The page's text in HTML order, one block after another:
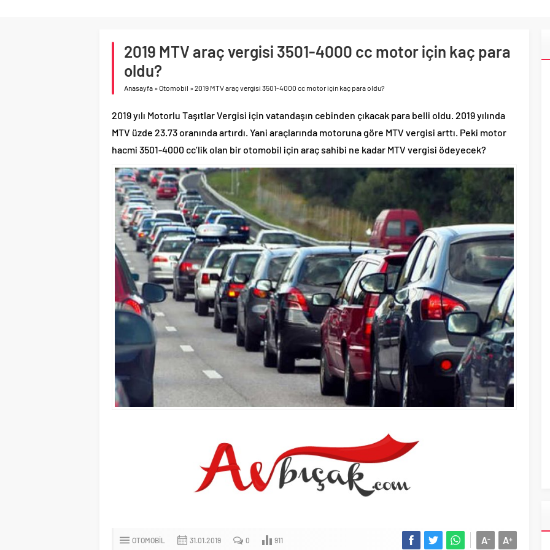
2019 MTV araç vergisi 3501-4000 cc motor için kaç para
oldu?
Anasayfa »Otomobil »2019 MTV araç vergisi 3501-4000 cc motor için kaç para oldu?
2019 yılı Motorlu Taşıtlar Vergisi için vatandaşın cebinden çıkacak para belli oldu. 2019 yılında
MTV üzde 23.73 oranında artırdı. Yani araçlarında motoruna göre MTV vergisi arttı. Peki motor
hacmi 3501-4000 cc’lik olan bir otomobil için araç sahibi ne kadar MTV vergisi ödeyecek?
OTOMOBIL 31.01.2019 0 911 A+
A-